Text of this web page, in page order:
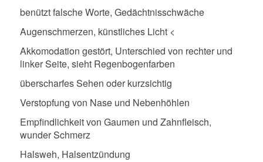
benützt falsche Worte, Gedächtnisschwäche
Augenschmerzen, künstliches Licht <
Akkomodation gestört, Unterschied von rechter und
linker Seite, sieht Regenbogenfarben
überscharfes Sehen oder kurzsichtig
Verstopfung von Nase und Nebenhöhlen
Empfindlichkeit von Gaumen und Zahnfleisch,
wunder Schmerz
Halsweh, Halsentzündung